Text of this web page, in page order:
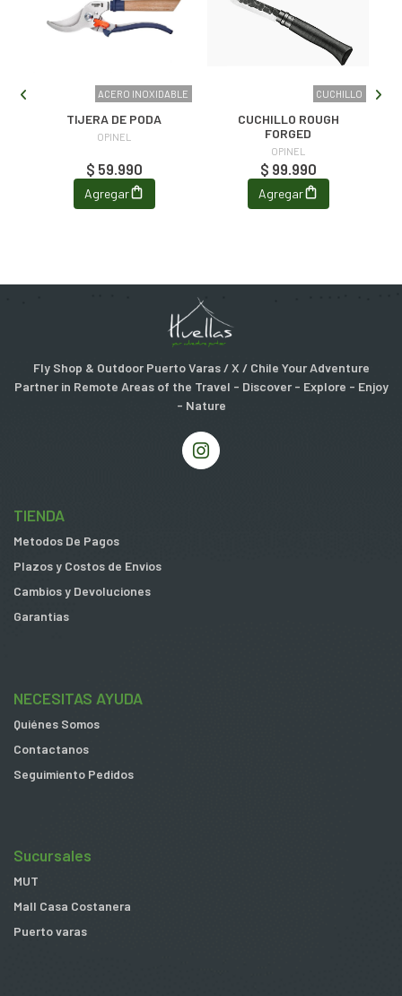
ACERO INOXIDABLE
TIJERA DE PODA
OPINEL
$ 59.990
Agregar
CUCHILLO
CUCHILLO ROUGH
FORGED
OPINEL
$ 99.990
Agregar
Fly Shop & Outdoor Puerto Varas / X / Chile Your Adventure
Partner in Remote Areas of the Travel - Discover - Explore - Enjoy
- Nature
TIENDA
Metodos De Pagos
Plazos y Costos de Envios
Cambios y Devoluciones
Garantias
NECESITAS AYUDA
Quiénes Somos
Contactanos
Seguimiento Pedidos
Sucursales
MUT
Mall Casa Costanera
Puerto varas